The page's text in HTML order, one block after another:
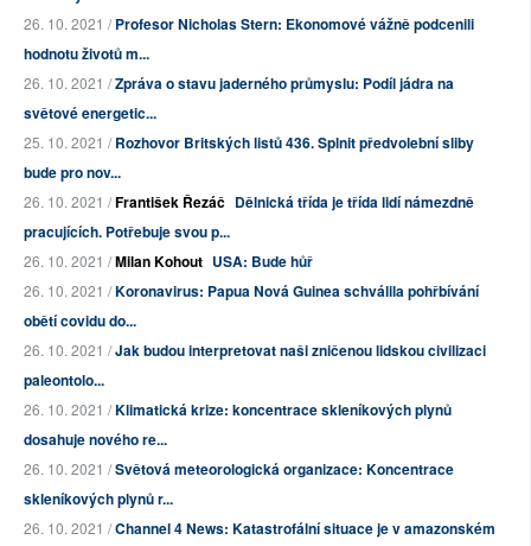
26. 10. 2021 /Profesor Nicholas Stern: Ekonomové vážně podcenili
hodnotu životů m...
26. 10. 2021 /Zpráva o stavu jaderného průmyslu: Podíl jádra na
světové energetic...
25. 10. 2021 /Rozhovor Britských listů 436. Splnit předvolební sliby
bude pro nov...
26. 10. 2021 /František Řezáč Dělnická třída je třída lidí námezdně
pracujících. Potřebuje svou p...
26. 10. 2021 /Milan Kohout USA: Bude hůř
26. 10. 2021 /Koronavirus: Papua Nová Guinea schválila pohřbívání
obětí covidu do...
26. 10. 2021 /Jak budou interpretovat naši zničenou lidskou civilizaci
paleontolo...
26. 10. 2021 /Klimatická krize: koncentrace skleníkových plynů
dosahuje nového re...
26. 10. 2021 /Světová meteorologická organizace: Koncentrace
skleníkových plynů r...
26. 10. 2021 /Channel 4 News: Katastrofální situace je v amazonském